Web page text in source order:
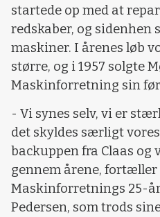
startede op med at
redskaber, og sidenhen
maskiner. I årenes løb
større, og i 1957 solgte
Maskinforretning sin
- Vi synes selv, vi er
det skyldes særligt
backuppen fra Claas og
gennem årene, fortæller
Maskinforretnings 25-
Pedersen, som trods